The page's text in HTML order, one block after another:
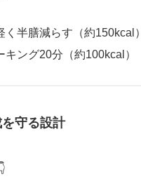
く半膳減らす（約150kcal）
キング20分（約100kcal）
守る設計